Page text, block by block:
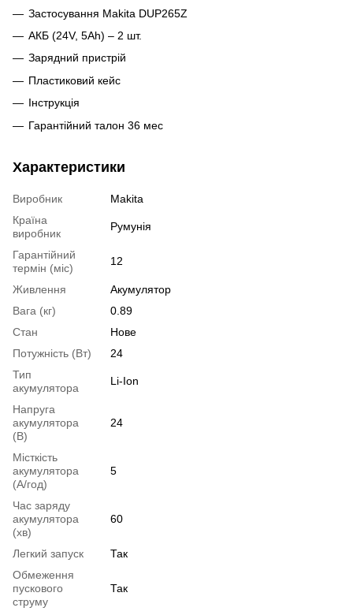
Застосування Makita DUP265Z
АКБ (24V, 5Ah) – 2 шт.
Зарядний пристрій
Пластиковий кейс
Інструкція
Гарантійний талон 36 мес
Характеристики
Виробник
Makita
Країна
виробник
Румунія
Гарантійний
термін (міс)
12
Живлення
Акумулятор
Вага (кг)
0.89
Стан
Нове
Потужність (Вт)
24
Тип
акумулятора
Li-Ion
Напруга
акумулятора
(В)
24
Місткість
акумулятора
(А/год)
5
Час заряду
акумулятора
(хв)
60
Легкий запуск
Так
Обмеження
пускового
струму
Так